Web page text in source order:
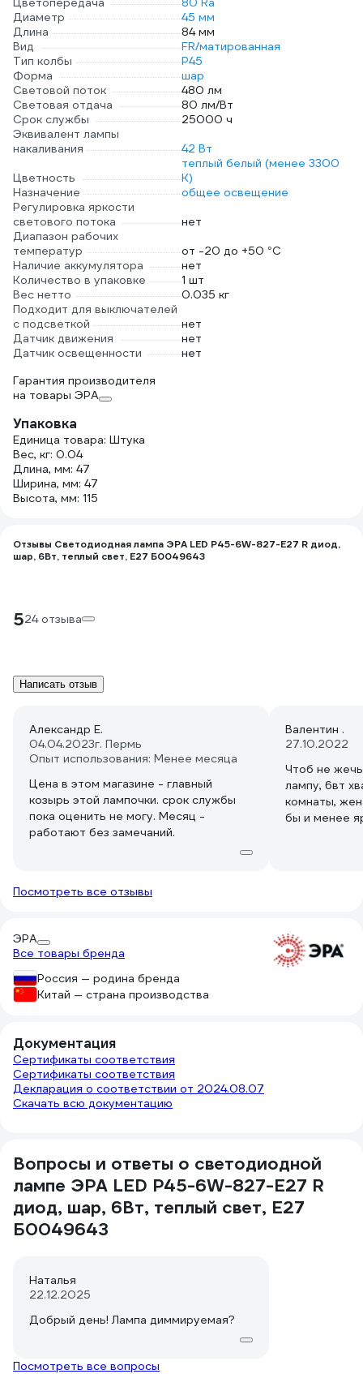
Диаметр
45 мм
Длина
84 мм
Вид
FR/матированная
Тип колбы
Р45
Форма
шар
Световой поток
480 лм
Световая отдача
80 лм/Вт
Срок службы
25000 ч
Эквивалент лампы
накаливания
42 Вт
Цветность
теплый белый (менее 3300
К)
Назначение
общее освещение
Регулировка яркости
светового потока
нет
Диапазон рабочих
температур
от -20 до +50 °С
Наличие аккумулятора
нет
Количество в упаковке
1 шт
Вес нетто
0.035 кг
Подходит для выключателей
с подсветкой
нет
Датчик движения
нет
Датчик освещенности
нет
Гарантия производителя
на товары ЭРА
Упаковка
Единица товара: Штука
Вес, кг: 0.04
Длина, мм: 47
Ширина, мм: 47
Высота, мм: 115
Отзывы Светодиодная лампа ЭРА LED P45-6W-827-E27 R диод,
шар, 6Вт, теплый свет, E27 Б0049643
524 отзыва
Написать отзыв
Александр Е.
04.04.2023г. Пермь
Опыт использования: Менее месяца
Цена в этом магазине - главный
козырь этой лампочки. срок службы
пока оценить не могу. Месяц -
работают без замечаний.
Валентин .
27.10.2022
Чтоб не
лампу, 6вт
комнаты,
бы и менее
Посмотреть все отзывы
ЭРА
Все товары бренда
Россия — родина бренда
Китай — страна производства
Документация
Сертификаты соответствия
Сертификаты соответствия
Декларация о соответствии от 2024.08.07
Скачать всю документацию
Вопросы и ответы о светодиодной
лампе ЭРА LED P45-6W-827-E27 R
диод, шар, 6Вт, теплый свет, E27
Б0049643
Наталья
22.12.2025
Добрый день! Лампа диммируемая?
Посмотреть все вопросы